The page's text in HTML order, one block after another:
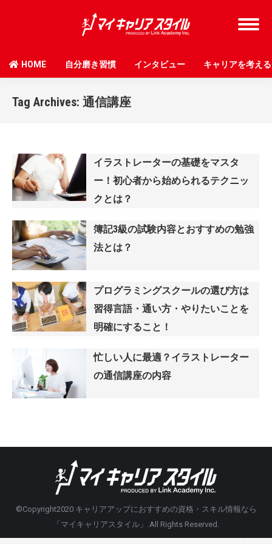
HOME 自分磨き習慣 インタビュー キャリアを考える
Tag Archives: 通信講座
イラストレーターの基礎をマスタ
ー！初心者から始められるテクニッ
クとは？
簿記3級の試験内容とおすすめの勉強
法とは？
プログラミングスクールの選び方は
習得言語・通い方・やりたいことを
明確にすること！
忙しい人に最適？イラストレーター
の通信講座の内容
©Copyright2020 キャリアアップにおすすめの資格・スキル情報なら
「マイキャリアスタイル」 .All Rights Reserved.